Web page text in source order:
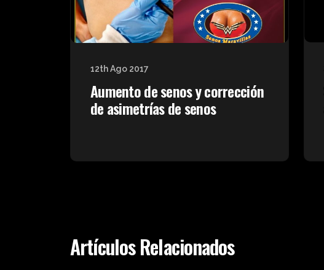
12th Ago 2017
Aumento de senos y corrección
de asimetrías de senos
Artículos Relacionados